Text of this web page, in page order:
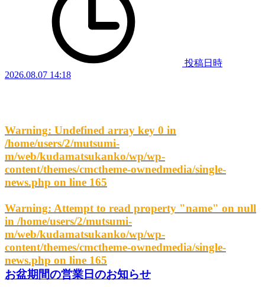
投稿日時
2026.08.07 14:18
Warning: Undefined array key 0 in
/home/users/2/mutsumi-
m/web/kudamatsukanko/wp/wp-
content/themes/cmctheme-ownedmedia/single-
news.php on line 165
Warning: Attempt to read property "name" on null
in /home/users/2/mutsumi-
m/web/kudamatsukanko/wp/wp-
content/themes/cmctheme-ownedmedia/single-
news.php on line 165
お盆期間の営業日のお知らせ